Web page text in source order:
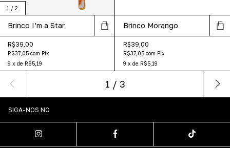
1 / 2
Brinco I’m a Star
R$39,00
R$37,05 com Pix
9 x de R$5,19
Brinco Morango
R$39,00
R$37,05 com Pix
9 x de R$5,19
1 / 3
SIGA-NOS NO